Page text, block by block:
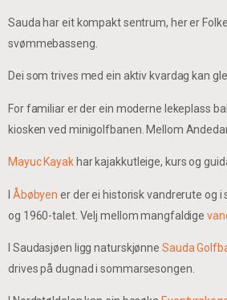
Sauda har eit kompakt sentrum, her er
svømmebasseng.
Dei som trives med ein aktiv kvardag kan
For familiar er der ein moderne lekeplass
kiosken ved minigolfbanen. Mellom
Mayuc Kayakhar kajakkutleige, kurs og
I Åbøbyen er der ei historisk vandrerute og
og 1960-talet. Velj mellom mangfaldige
I Saudasjøen ligg naturskjønne Sauda
drives på dugnad i sommarsesongen.